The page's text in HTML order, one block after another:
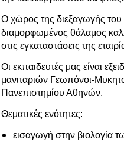
Ο χώρος της διεξαγωγής του
διαμορφωμένος θάλαμος
στις εγκαταστάσεις της
Οι εκπαιδευτές μας είναι
μανιταριών Γεωπόνοι-
Πανεπιστημίου Αθηνών.
Θεματικές ενότητες:
εισαγωγή στην βιολογία